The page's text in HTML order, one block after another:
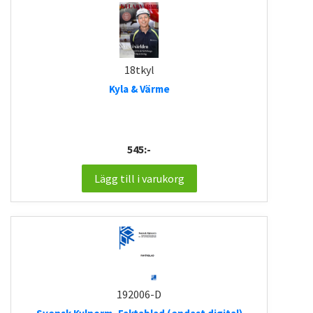
18tkyl
Kyla & Värme
545:-
Lägg till i varukorg
192006-D